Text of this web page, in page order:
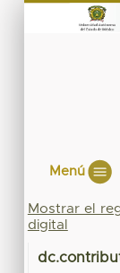
Menú
Mostrar el
digital